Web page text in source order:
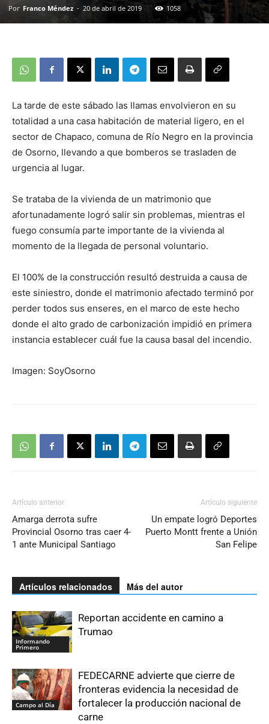
Por Franco Méndez - 20 de abril de 2019 1058
La tarde de este sábado las llamas envolvieron en su
totalidad a una casa habitación de material ligero, en el
sector de Chapaco, comuna de Río Negro en la provincia
de Osorno, llevando a que bomberos se trasladen de
urgencia al lugar.
Se trataba de la vivienda de un matrimonio que
afortunadamente logró salir sin problemas, mientras el
fuego consumía parte importante de la vivienda al
momento de la llegada de personal voluntario.
El 100% de la construcción resultó destruida a causa de
este siniestro, donde el matrimonio afectado terminó por
perder todos sus enseres, en el marco de este hecho
donde el alto grado de carbonización impidió en primera
instancia establecer cuál fue la causa basal del incendio.
Imagen: SoyOsorno
Artículo anterior
Amarga derrota sufre
Provincial Osorno tras caer 4-
1 ante Municipal Santiago
Artículo siguiente
Un empate logró Deportes
Puerto Montt frente a Unión
San Felipe
Artículos relacionados Más del autor
Informando
Primero
Reportan accidente en camino a
Trumao
Campo al Día
FEDECARNE advierte que cierre de
fronteras evidencia la necesidad de
fortalecer la producción nacional de
carne